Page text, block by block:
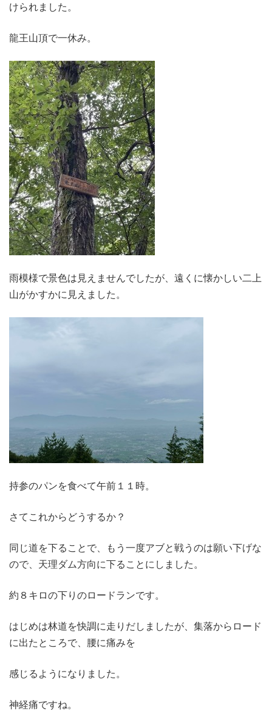
けられました。
龍王山頂で一休み。
雨模様で景色は見えませんでしたが、遠くに懐かしい二上
山がかすかに見えました。
持参のパンを食べて午前１１時。
さてこれからどうするか？
同じ道を下ることで、もう一度アブと戦うのは願い下げな
ので、天理ダム方向に下ることにしました。
約８キロの下りのロードランです。
はじめは林道を快調に走りだしましたが、集落からロード
に出たところで、腰に痛みを
感じるようになりました。
神経痛ですね。